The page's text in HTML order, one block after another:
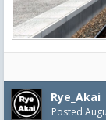
Rye_Akai
Posted